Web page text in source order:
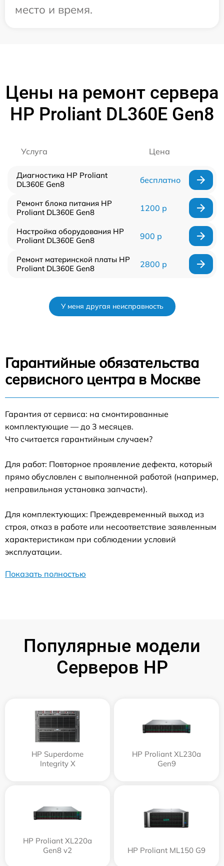
место и время.
Цены на ремонт сервера
HP Proliant DL360E Gen8
Услуга Цена
Диагностика HP Proliant
DL360E Gen8
бесплатно
Ремонт блока питания HP
Proliant DL360E Gen8
1200 р
Настройка оборудования HP
Proliant DL360E Gen8
900 р
Ремонт материнской платы HP
Proliant DL360E Gen8
2800 р
У меня другая неисправность
Гарантийные обязательства
сервисного центра в Москве
Гарантия от сервиса: на смонтированные
комплектующие — до 3 месяцев.
Что считается гарантийным случаем?
Для работ: Повторное проявление дефекта, который
прямо обусловлен с выполненной работой (например,
неправильная установка запчасти).
Для комплектующих: Преждевременный выход из
строя, отказ в работе или несоответствие заявленным
характеристикам при соблюдении условий
эксплуатации.
Показать полностью
Популярные модели
Серверов HP
HP Superdome
Integrity Х
HP Proliant XL230a
Gen9
HP Proliant XL220a
Gen8 v2
HP Proliant ML150 G9